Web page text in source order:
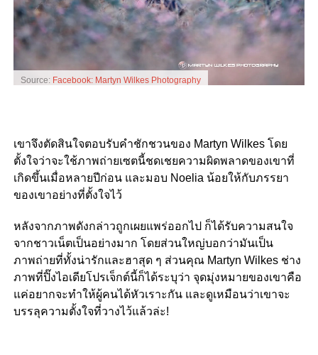
Source: Facebook: Martyn Wilkes Photography
เขาจึงตัดสินใจตอบรับคำชักชวนของ Martyn Wilkes โดย
ตั้งใจว่าจะใช้ภาพถ่ายเซตนี้ชดเชยความผิดพลาดของเขาที่
เกิดขึ้นเมื่อหลายปีก่อน และมอบ Noelia น้อยให้กับภรรยา
ของเขาอย่างที่ตั้งใจไว้
หลังจากภาพดังกล่าวถูกเผยแพร่ออกไป ก็ได้รับความสนใจ
จากชาวเน็ตเป็นอย่างมาก โดยส่วนใหญ่บอกว่ามันเป็น
ภาพถ่ายที่ทั้งน่ารักและฮาสุด ๆ ส่วนคุณ Martyn Wilkes ช่าง
ภาพที่ปิ๊งไอเดียโปรเจ็กต์นี้ก็ได้ระบุว่า จุดมุ่งหมายของเขาคือ
แค่อยากจะทำให้ผู้คนได้หัวเราะกัน และดูเหมือนว่าเขาจะ
บรรลุความตั้งใจที่วางไว้แล้วล่ะ!